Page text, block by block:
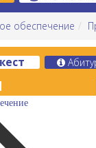
обеспечение